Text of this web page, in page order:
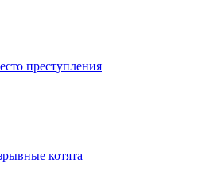
преступления
котята